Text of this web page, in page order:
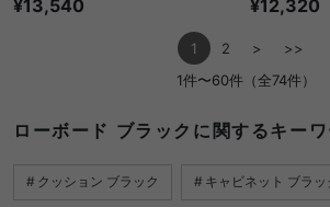
¥13,540 ¥12,320
1 2 >
>>
1件〜60件（全74件）
ローボード ブラックに関するキー
クッション ブラック キャビネット ブラッ